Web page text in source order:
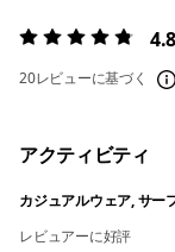
評価:4.8 / 5
20レビューに基づく
アクティビティ
カジュアルウェア, サー
レビュアーに好評